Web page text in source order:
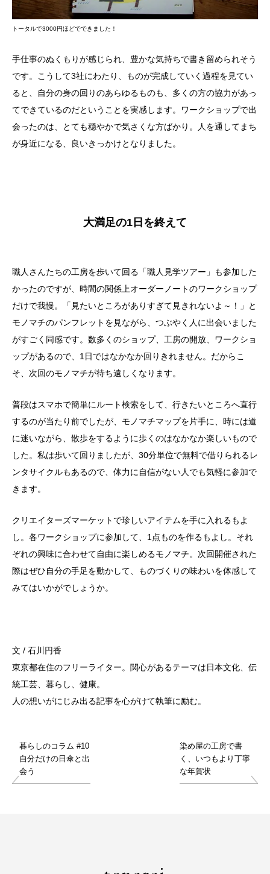
トータルで3000円ほどでできました！
手仕事のぬくもりが感じられ、豊かな気持ちで書き留められそう
です。こうして3社にわたり、ものが完成していく過程を見てい
ると、自分の身の回りのあらゆるものも、多くの方の協力があっ
てできているのだということを実感します。ワークショップで出
会ったのは、とても穏やかで気さくな方ばかり。人を通してまち
が身近になる、良いきっかけとなりました。
大満足の1日を終えて
職人さんたちの工房を歩いて回る「職人見学ツアー」も参加した
かったのですが、時間の関係上オーダーノートのワークショップ
だけで我慢。「見たいところがありすぎて見きれないよ～！」と
モノマチのパンフレットを見ながら、つぶやく人に出会いました
がすごく同感です。数多くのショップ、工房の開放、ワークショ
ップがあるので、1日ではなかなか回りきれません。だからこ
そ、次回のモノマチが待ち遠しくなります。
普段はスマホで簡単にルート検索をして、行きたいところへ直行
するのが当たり前でしたが、モノマチマップを片手に、時には道
に迷いながら、散歩をするように歩くのはなかなか楽しいもので
した。私は歩いて回りましたが、30分単位で無料で借りられるレ
ンタサイクルもあるので、体力に自信がない人でも気軽に参加で
きます。
クリエイターズマーケットで珍しいアイテムを手に入れるもよ
し。各ワークショップに参加して、1点ものを作るもよし。それ
ぞれの興味に合わせて自由に楽しめるモノマチ。次回開催された
際はぜひ自分の手足を動かして、ものづくりの味わいを体感して
みてはいかがでしょうか。
文 / 石川円香
東京都在住のフリーライター。関心があるテーマは日本文化、伝
統工芸、暮らし、健康。
人の想いがにじみ出る記事を心がけて執筆に励む。
暮らしのコラム #10
自分だけの日傘と出
会う
染め屋の工房で書
く、いつもより丁寧
な年賀状